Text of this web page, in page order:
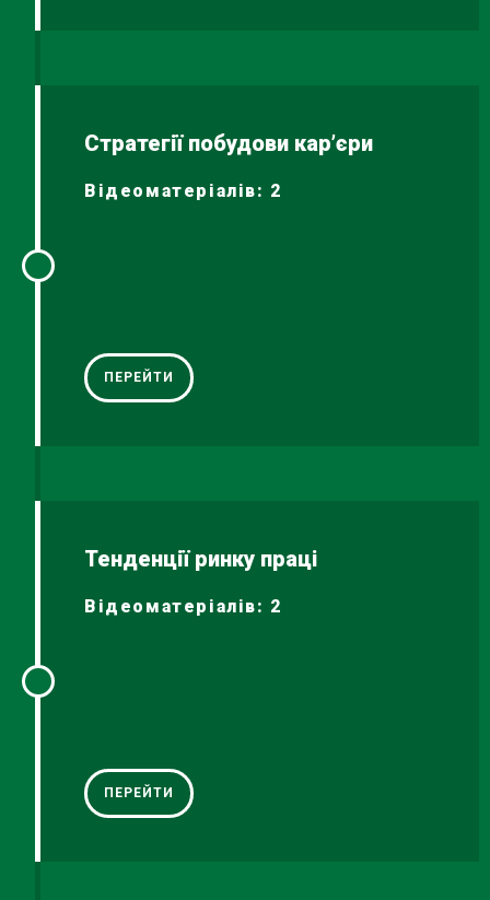
Стратегії побудови кар’єри
Відеоматеріалів: 2
ПЕРЕЙТИ
Тенденції ринку праці
Відеоматеріалів: 2
ПЕРЕЙТИ